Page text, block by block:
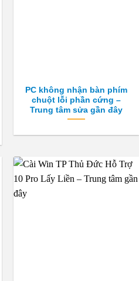
PC không nhận bàn phím
chuột lỗi phần cứng –
Trung tâm sửa gần đây